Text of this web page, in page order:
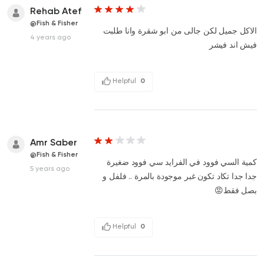
Rehab Atef
@Fish & Fisher
4 years ago
الاكل جميل لكن جالى من ابو شقرة وانا طلبت
فيش اند فيشر
Helpful 0
Amr Saber
@Fish & Fisher
5 years ago
كمية السي فوود في الفرايد سي فوود ضغيرة
جدا جدا تكاد تكون غبر موجودة بالمرة .. فلفل و
بصل فقط😡
Helpful 0